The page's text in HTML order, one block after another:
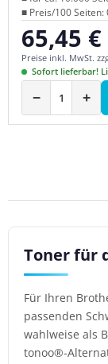
■ Preis/100 Seiten:
Regulärer
65,45 €
Preise inkl. MwSt.
Sofort lieferbar!
− +
Toner für
Für Ihren
passenden
wahlweise als
tonoo®-